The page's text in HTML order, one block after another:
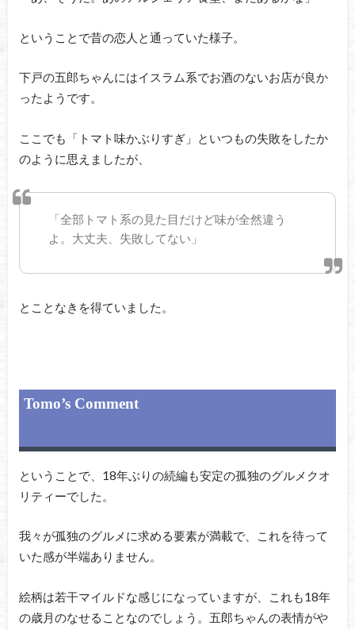
ということで昔の恋人と通っていた様子。
下戸の五郎ちゃんにはイスラム系でお酒のないお店が良か
ったようです。
ここでも「トマト味かぶりすぎ」といつもの失敗をしたか
のように思えましたが、
「全部トマト系の見た目だけど味が全然違う
よ。大丈夫、失敗してない」
とことなきを得ていました。
Tomo’s Comment
ということで、18年ぶりの続編も安定の孤独のグルメクオ
リティーでした。
我々が孤独のグルメに求める要素が満載で、これを待って
いた感が半端ありません。
絵柄は若干マイルドな感じになっていますが、これも18年
の歳月のなせることなのでしょう。五郎ちゃんの表情がや